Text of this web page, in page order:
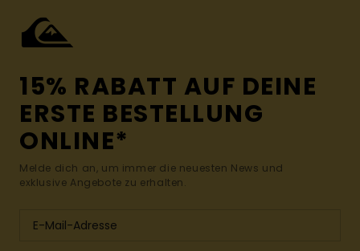
15% RABATT AUF DEINE
ERSTE BESTELLUNG
ONLINE*
Melde dich an, um immer die neuesten News und
exklusive Angebote zu erhalten.